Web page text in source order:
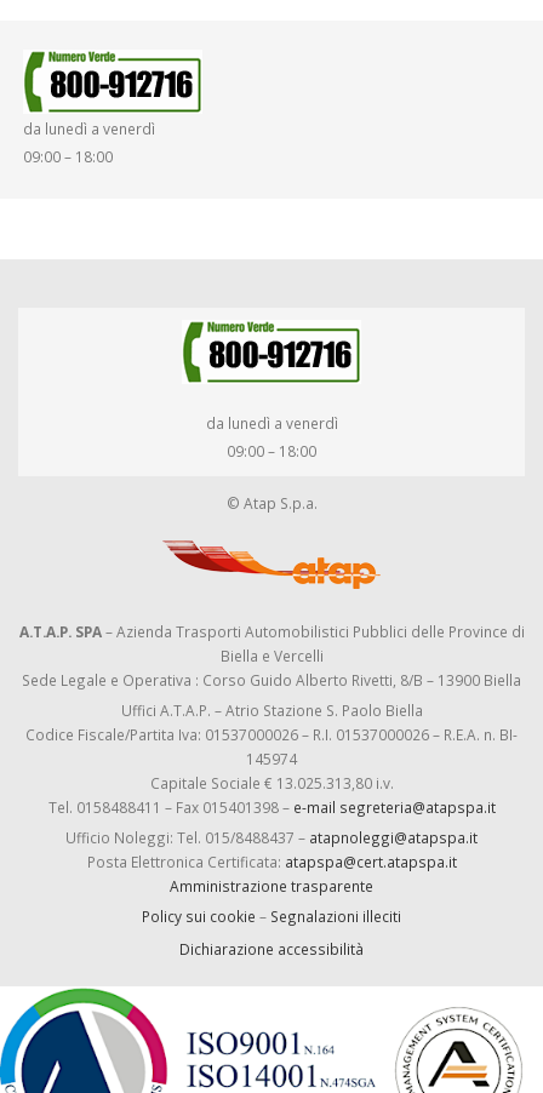
da lunedì a venerdì
09:00 – 18:00
da lunedì a venerdì
09:00 – 18:00
© Atap S.p.a.
A.T.A.P. SPA– Azienda Trasporti Automobilistici Pubblici delle Province di
Biella e Vercelli
Sede Legale e Operativa : Corso Guido Alberto Rivetti, 8/B – 13900 Biella
Uffici A.T.A.P. – Atrio Stazione S. Paolo Biella
Codice Fiscale/Partita Iva: 01537000026 – R.I. 01537000026 – R.E.A. n. BI-
145974
Capitale Sociale € 13.025.313,80 i.v.
Tel. 0158488411 – Fax 015401398 – e-mail segreteria@atapspa.it
Ufficio Noleggi: Tel. 015/8488437 – atapnoleggi@atapspa.it
Posta Elettronica Certificata: atapspa@cert.atapspa.it
Amministrazione trasparente
Policy sui cookie – Segnalazioni illeciti
Dichiarazione accessibilità